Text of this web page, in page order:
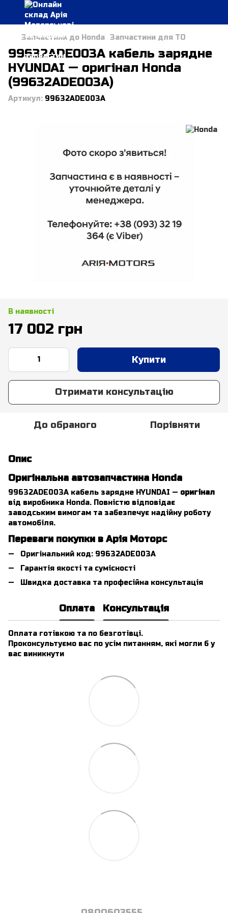
Запчастини до Honda Запчастини для ТО
99632ADE003A кабель зарядне
HYUNDAI — оригінал Honda
(99632ADE003A)
Артикул: 99632ADE003A
В наявності
17 002 грн
Купити
Отримати консультацію
До обраного Порівняти
Опис
Оригінальна автозапчастина Honda
99632ADE003A кабель зарядне HYUNDAI — оригінал
від виробника Honda. Повністю відповідає
заводським вимогам та забезпечує надійну роботу
автомобіля.
Переваги покупки в Арія Моторс
Оригінальний код: 99632ADE003A
Гарантія якості та сумісності
Швидка доставка та професійна консультація
Оплата Консультація
Оплата готівкою та по безготівці.
Проконсультуємо вас по усім питанням, які могли б у
вас виникнути